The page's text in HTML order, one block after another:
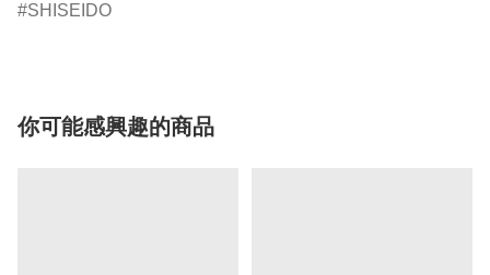
SHISEIDO
你可能感興趣的商品